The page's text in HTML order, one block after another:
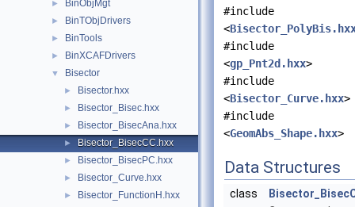
► BinObjMgt
► BinTObjDrivers
► BinTools
► BinXCAFDrivers
▼ Bisector
► Bisector.hxx
► Bisector_Bisec.hxx
► Bisector_BisecAna.hxx
► Bisector_BisecCC.hxx
► Bisector_BisecPC.hxx
► Bisector_Curve.hxx
► Bisector_FunctionH.hxx
#include
<
#include
<gp_Pnt2d.hxx>
#include
<Bisector_Curve.hxx>
#include
<GeomAbs_Shape.hxx>
Data Structures
class